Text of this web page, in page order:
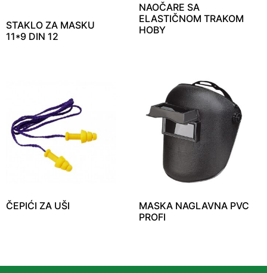
STAKLO ZA MASKU
11*9 DIN 12
NAOČARE SA
ELASTIČNOM TRAKOM
HOBY
ČEPIĆI ZA UŠI
MASKA NAGLAVNA PVC
PROFI